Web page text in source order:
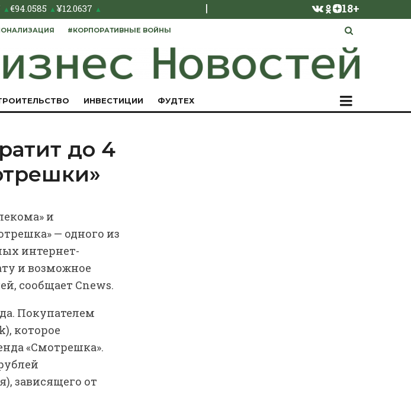
▲€94.0585 ▲¥12.0637 ▲ | 18+
#КОРПОРАТИВНЫЕ ВОЙНЫ
ИНВЕСТИЦИИ ФУДТЕХ
до 4
и
— одного из
интернет-
и возможное
сообщает Cnews.
Покупателем
которое
«Смотрешка».
зависящего от